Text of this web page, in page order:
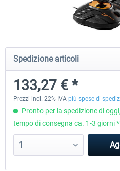
Yawman Arrow
225,54 € *
Spedizione articoli
133,27 € *
Prezzi incl. 22% IVA più spese di
Pronto per la spedizione di oggi,
tempo di consegna ca. 1-3 giorni